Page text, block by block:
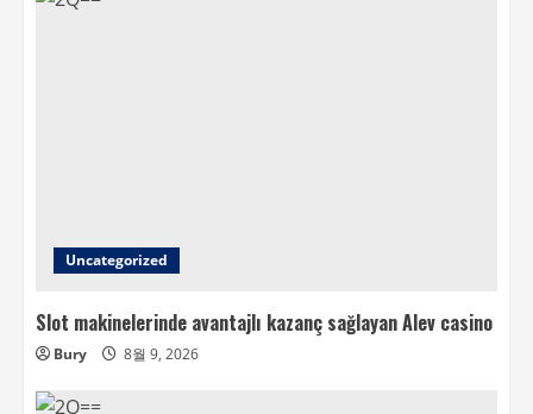
Uncategorized
Slot makinelerinde avantajlı kazanç sağlayan Alev casino
Bury 8월 9, 2026